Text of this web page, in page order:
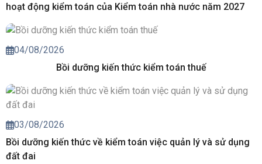
hoạt động kiểm toán của Kiểm toán nhà nước năm 2027
04/08/2026
Bồi dưỡng kiến thức kiểm toán thuế
03/08/2026
Bồi dưỡng kiến thức về kiểm toán việc quản lý và sử dụng
đất đai